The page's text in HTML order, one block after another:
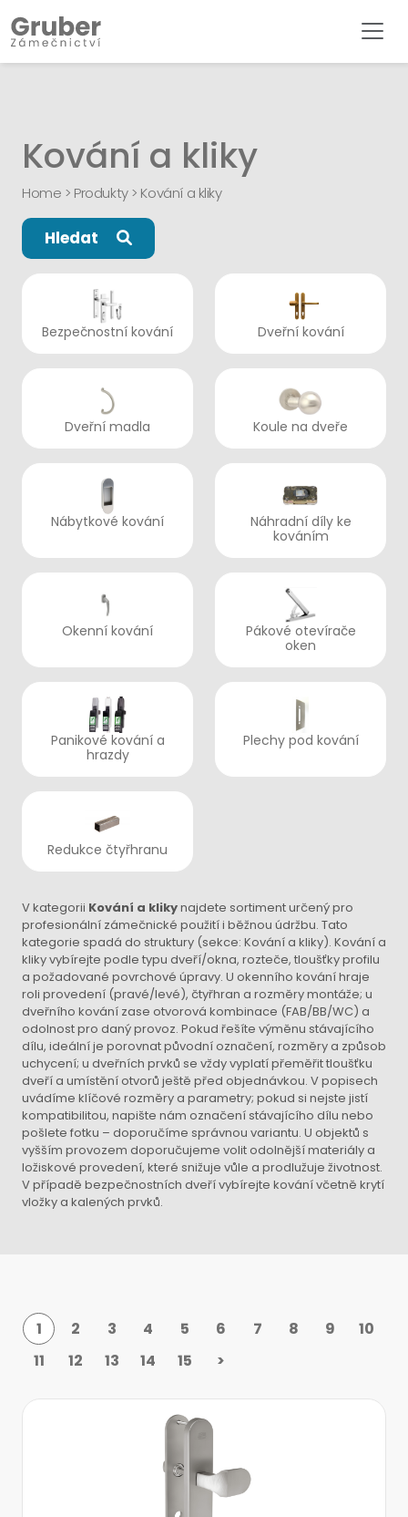
Kování a kliky
Home > Produkty> Kování a kliky
Hledat
Bezpečnostní kování Dveřní kování
Dveřní madla Koule na dveře
Nábytkové kování
Náhradní díly ke
kováním
Okenní kování
Pákové otevírače
oken
Panikové kování a
hrazdy
Plechy pod kování
Redukce čtyřhranu
V kategorii Kování a klikynajdete sortiment určený pro
profesionální zámečnické použití i běžnou údržbu. Tato
kategorie spadá do struktury (sekce: Kování a kliky). Kování a
kliky vybírejte podle typu dveří/okna, rozteče, tloušťky profilu
a požadované povrchové úpravy. U okenního kování hraje
roli provedení (pravé/levé), čtyřhran a rozměry montáže; u
dveřního kování zase otvorová kombinace (FAB/BB/WC) a
odolnost pro daný provoz. Pokud řešíte výměnu stávajícího
dílu, ideální je porovnat původní označení, rozměry a způsob
uchycení; u dveřních prvků se vždy vyplatí přeměřit tloušťku
dveří a umístění otvorů ještě před objednávkou. V popisech
uvádíme klíčové rozměry a parametry; pokud si nejste jistí
kompatibilitou, napište nám označení stávajícího dílu nebo
pošlete fotku – doporučíme správnou variantu. U objektů s
vyšším provozem doporučujeme volit odolnější materiály a
ložiskové provedení, které snižuje vůle a prodlužuje životnost.
V případě bezpečnostních dveří vybírejte kování včetně krytí
vložky a kalených prvků.
1 2 3 4 5 6 7 8 9
10
11
12 13 14 15 >